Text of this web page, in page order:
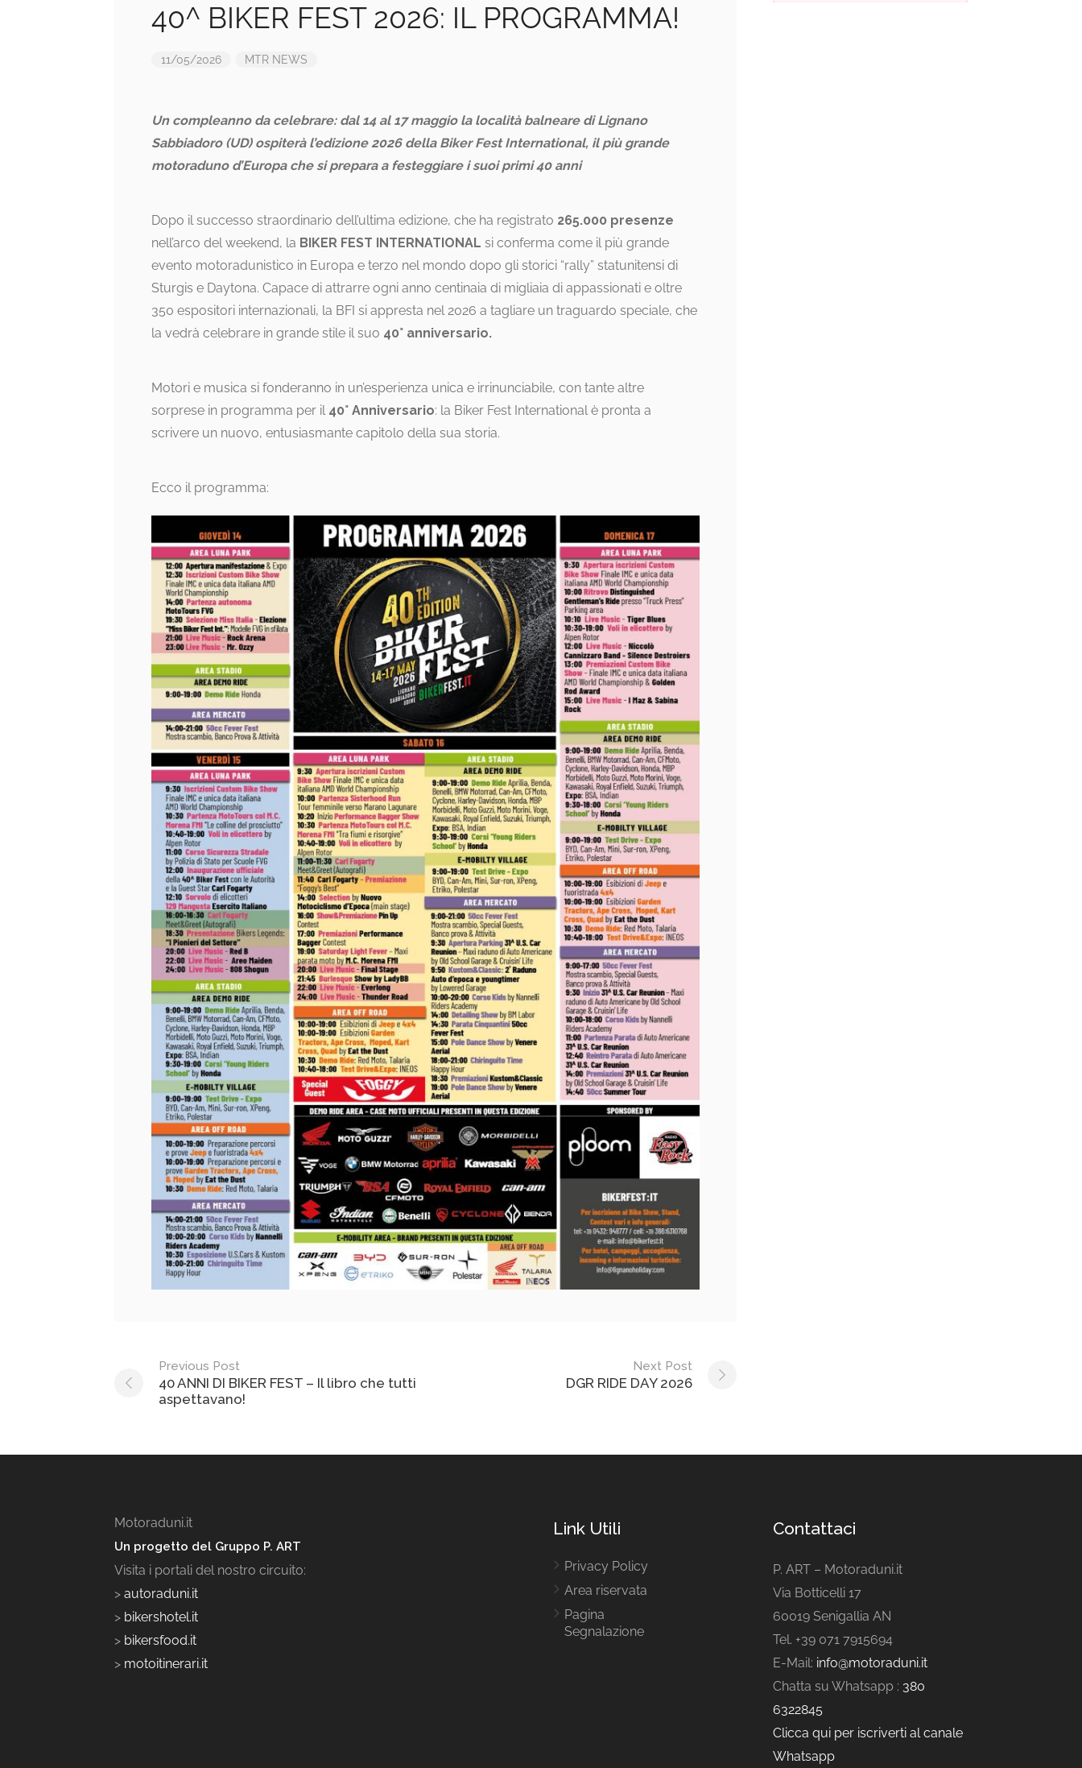
40^ BIKER FEST 2026: IL PROGRAMMA!
11/05/2026 MTR NEWS
Un compleanno da celebrare: dal 14 al 17 maggio la località balneare di Lignano
Sabbiadoro (UD) ospiterà l’edizione 2026 della Biker Fest International, il più grande
motoraduno d’Europa che si prepara a festeggiare i suoi primi 40 anni
Dopo il successo straordinario dell’ultima edizione, che ha registrato 265.000 presenze
nell’arco del weekend, la BIKER FEST INTERNATIONAL si conferma come il più grande
evento motoradunistico in Europa e terzo nel mondo dopo gli storici “rally” statunitensi di
Sturgis e Daytona. Capace di attrarre ogni anno centinaia di migliaia di appassionati e oltre
350 espositori internazionali, la BFI si appresta nel 2026 a tagliare un traguardo speciale, che
la vedrà celebrare in grande stile il suo 40° anniversario.
Motori e musica si fonderanno in un’esperienza unica e irrinunciabile, con tante altre
sorprese in programma per il 40° Anniversario: la Biker Fest International è pronta a
scrivere un nuovo, entusiasmante capitolo della sua storia.
Ecco il programma:
Post
navigation
Previous Post
40 ANNI DI BIKER FEST – Il libro che tutti
aspettavano!
Next Post
DGR RIDE DAY 2026
Motoraduni.it
Un progetto del Gruppo P. ART
Visita i portali del nostro circuito:
> autoraduni.it
> bikershotel.it
> bikersfood.it
> motoitinerari.it
Link Utili
Privacy Policy
Area riservata
Pagina
Segnalazione
Contattaci
P. ART – Motoraduni.it
Via Botticelli 17
60019 Senigallia AN
Tel. +39 071 7915694
E-Mail: info@motoraduni.it
Chatta su Whatsapp : 380
6322845
Clicca qui per iscriverti al canale
Whatsapp